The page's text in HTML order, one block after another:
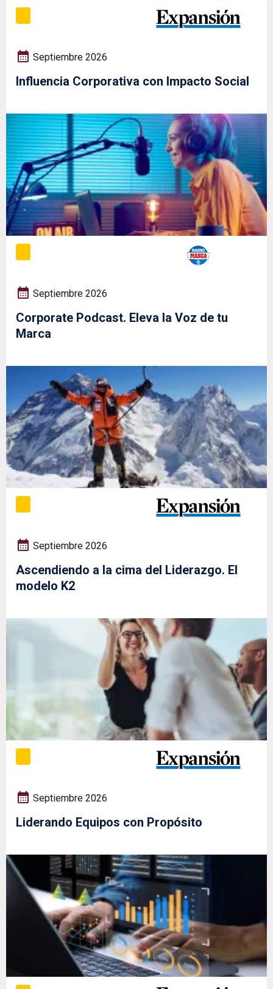
Septiembre 2026
Influencia Corporativa con Impacto Social
Septiembre 2026
Corporate Podcast. Eleva la Voz de tu
Marca
Septiembre 2026
Ascendiendo a la cima del Liderazgo. El
modelo K2
Septiembre 2026
Liderando Equipos con Propósito